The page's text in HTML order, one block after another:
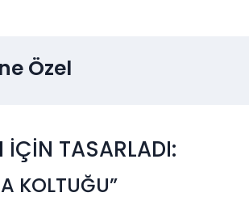
Özel
İÇİN TASARLADI:
KOLTUĞU”